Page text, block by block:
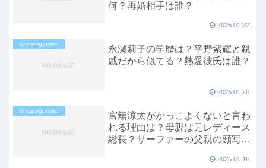
何？再婚相手は誰？
2025.01.22
Uncategorized
永瀬莉子の学歴は？平野紫耀と親
戚だから似てる？熱愛彼氏は誰？
2025.01.20
Uncategorized
宮舘涼太がかっこよくないと言わ
れる理由は？母親は元レディース
総長？サーファーの父親の顔写真
2025.01.16